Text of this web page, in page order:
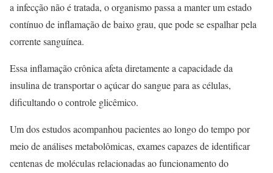
a infecção não é tratada, o organismo passa a manter um estado
contínuo de inflamação de baixo grau, que pode se espalhar pela
corrente sanguínea.
Essa inflamação crônica afeta diretamente a capacidade da
insulina de transportar o açúcar do sangue para as células,
dificultando o controle glicêmico.
Um dos estudos acompanhou pacientes ao longo do tempo por
meio de análises metabolômicas, exames capazes de identificar
centenas de moléculas relacionadas ao funcionamento do